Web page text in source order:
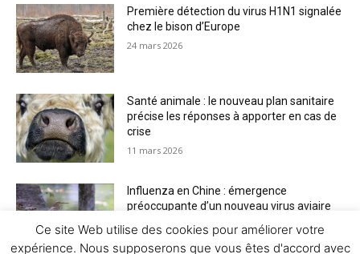
Première détection du virus H1N1 signalée
chez le bison d’Europe
24 mars 2026
Santé animale : le nouveau plan sanitaire
précise les réponses à apporter en cas de
crise
11 mars 2026
Influenza en Chine : émergence
préoccupante d’un nouveau virus aviaire
Ce site Web utilise des cookies pour améliorer votre
expérience. Nous supposerons que vous êtes d'accord avec